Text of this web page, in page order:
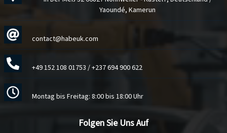
Yaoundé, Kamerun
contact@habeuk.com
+49 152 108 01753 /+237 694 900 622
Montag bis Freitag: 8:00 bis 18:00 Uhr
Folgen Sie Uns Auf